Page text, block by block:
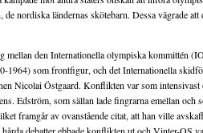
nordiska ländernas skötebarn. Dessa vägrade att
den Internationella olympiska kommittén
1964) som frontfigur, och det Internationella
Nicolai Östgaard. Konflikten var som intensivast
Edström, som sällan lade fingrarna emellan
framgår av ovanstående citat, att han ville